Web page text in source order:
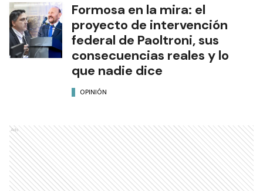
Formosa en la mira: el
proyecto de intervención
federal de Paoltroni, sus
consecuencias reales y lo
que nadie dice
OPINIÓN
Ads